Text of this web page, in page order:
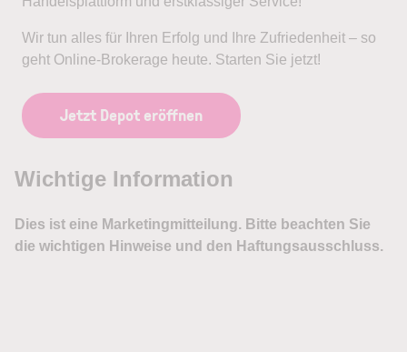
Wir tun alles für Ihren Erfolg und Ihre Zufriedenheit – so
geht Online-Brokerage heute. Starten Sie jetzt!
Jetzt Depot eröffnen